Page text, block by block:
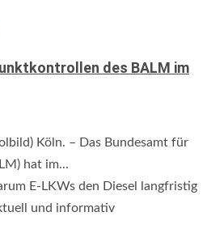
des BALM im
Köln. – Das Bundesamt für
hat im...